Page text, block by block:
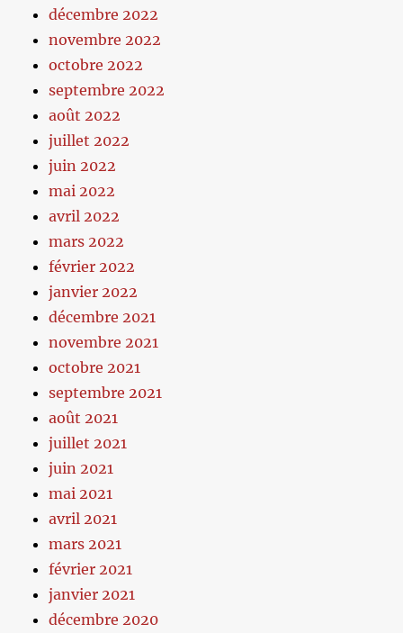
décembre 2022
novembre 2022
octobre 2022
septembre 2022
août 2022
juillet 2022
juin 2022
mai 2022
avril 2022
mars 2022
février 2022
janvier 2022
décembre 2021
novembre 2021
octobre 2021
septembre 2021
août 2021
juillet 2021
juin 2021
mai 2021
avril 2021
mars 2021
février 2021
janvier 2021
décembre 2020